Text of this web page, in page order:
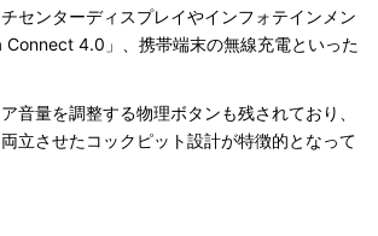
センターディスプレイやインフォテインメン
Connect 4.0」、携帯端末の無線充電といった
音量を調整する物理ボタンも残されており、
立させたコックピット設計が特徴的となって